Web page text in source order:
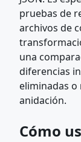
pruebas de
archivos de
una
diferencias
eliminadas o
anidación.
Cómo